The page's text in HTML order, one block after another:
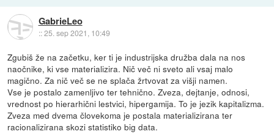
GabrieLeo
::25. sep 2021, 10:49
Zgubiš že na začetku, ker ti je industrijska družba dala na nos
naočnike, ki vse materializira. Nič več ni sveto ali vsaj malo
magično. Za nič več se ne splača žrtvovat za višji namen.
Vse je postalo zamenljivo ter tehnično. Zveza, dejtanje, odnosi,
vrednost po hierarhični lestvici, hipergamija. To je jezik kapitalizma.
Zveza med dvema človekoma je postala materializirana ter
racionalizirana skozi statistiko big data.